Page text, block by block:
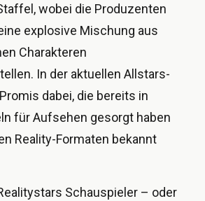
wobei die Produzenten
explosive Mischung aus
Charakteren
In der aktuellen Allstars-
dabei, die bereits in
für Aufsehen gesorgt haben
Reality-Formaten bekannt
Schauspieler – oder